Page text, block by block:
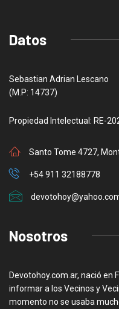
Datos
Sebastian Adrian Lescano
(M.P: 14737)
Propiedad Intelectual: RE-
Santo Tome 4727,
+54 911 32188778
Nosotros
Devotohoy.com.ar, nació en
informar a los Vecinos y
momento no se usaba